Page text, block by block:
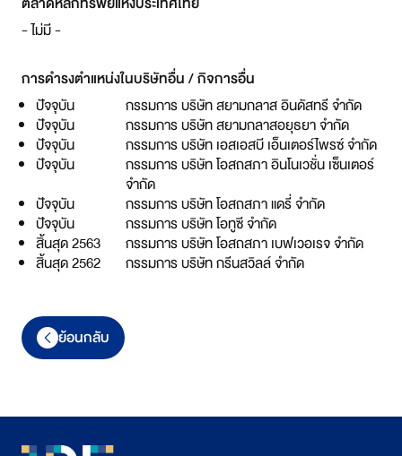
- ไม่มี -
การดำรงตำแหน่งในบริษัทอื่น / กิจการอื่น
ปัจจุบัน
กรรมการ บริษัท สยามกลาส อินดัสทรี จำกัด
ปัจจุบัน
กรรมการ บริษัท สยามกลาสอยุธยา จำกัด
ปัจจุบัน
กรรมการ บริษัท เอสเอสบี เอ็นเตอร์ไพรซ์ จำกัด
ปัจจุบัน
กรรมการ บริษัท โอสถสภา อินโนเวชั่น เซ็นเตอร์
จำกัด
ปัจจุบัน
กรรมการ บริษัท โอสถสภา แดรี่ จำกัด
ปัจจุบัน
กรรมการ บริษัท โอทูซี จำกัด
สิ้นสุด 2563
กรรมการ บริษัท โอสถสภา เบฟเวอเรจ จำกัด
สิ้นสุด 2562
กรรมการ บริษัท กรีนสวิลล์ จำกัด
ย้อนกลับ